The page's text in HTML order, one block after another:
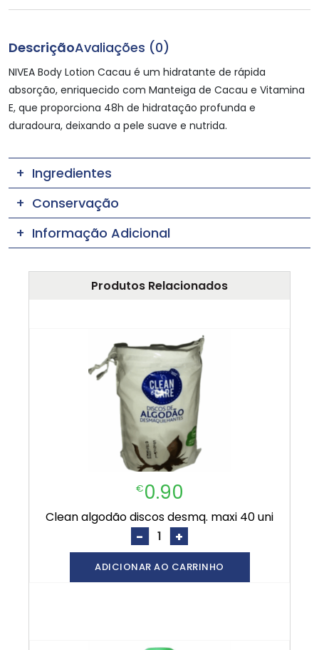
DescriçãoAvaliações (0)
NIVEA Body Lotion Cacau é um hidratante de rápida
absorção, enriquecido com Manteiga de Cacau e Vitamina
E, que proporciona 48h de hidratação profunda e
duradoura, deixando a pele suave e nutrida.
Ingredientes
Conservação
Informação Adicional
Produtos Relacionados
€0.90
clean algodão discos desmq. maxi 40 uni
- +
ADICIONAR AO CARRINHO